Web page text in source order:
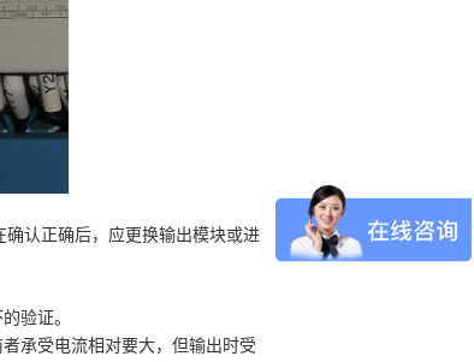
认正确后，应更换输出模块或进
验证。
承受电流相对要大，但输出时受